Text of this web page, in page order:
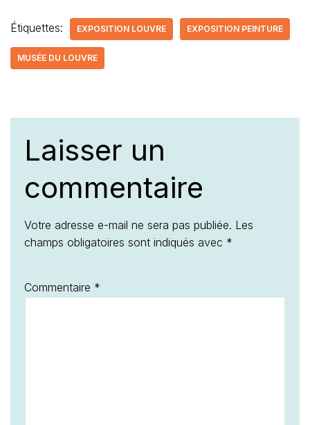
Étiquettes: EXPOSITION LOUVRE EXPOSITION PEINTURE
MUSÉE DU LOUVRE
Laisser un
commentaire
Votre adresse e-mail ne sera pas publiée. Les
champs obligatoires sont indiqués avec *
Commentaire *